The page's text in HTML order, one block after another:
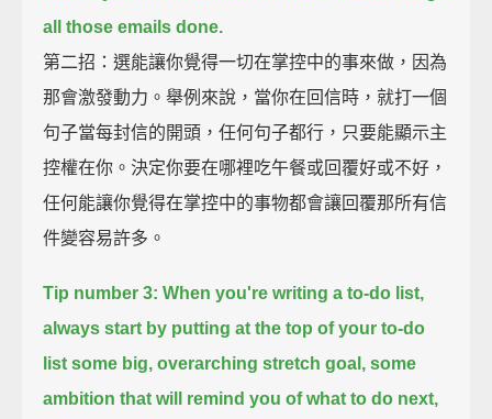
all those emails done.
第二招：選能讓你覺得一切在掌控中的事來做，因為
那會激發動力。舉例來說，當你在回信時，就打一個
句子當每封信的開頭，任何句子都行，只要能顯示主
控權在你。決定你要在哪裡吃午餐或回覆好或不好，
任何能讓你覺得在掌控中的事物都會讓回覆那所有信
件變容易許多。
Tip number 3: When you're writing a to-do list,
always start by putting at the top of your to-do
list some big, overarching stretch goal, some
ambition that will remind you of what to do next,